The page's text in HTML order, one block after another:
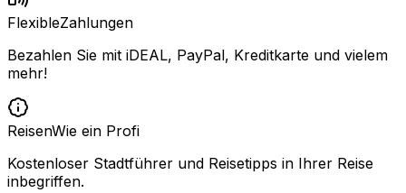
FlexibleZahlungen
Bezahlen Sie mit iDEAL, PayPal, Kreditkarte und vielem
mehr!
ReisenWie ein Profi
Kostenloser Stadtführer und Reisetipps in Ihrer Reise
inbegriffen.